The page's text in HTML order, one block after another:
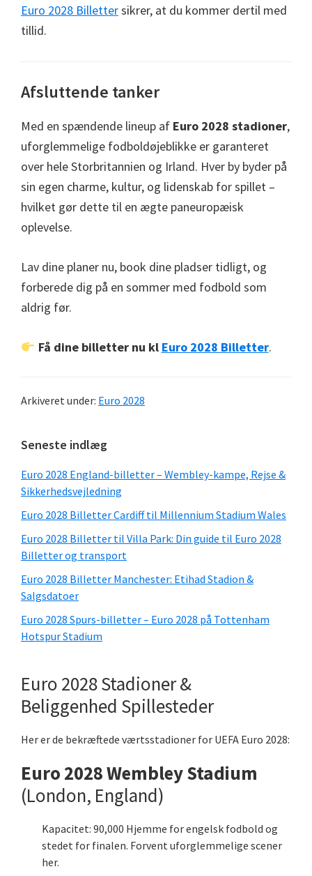
Euro 2028 Billettersikrer, at du kommer dertil med
tillid.
Afsluttende tanker
Med en spændende lineup af Euro 2028 stadioner,
uforglemmelige fodboldøjeblikke er garanteret
over hele Storbritannien og Irland. Hver by byder på
sin egen charme, kultur, og lidenskab for spillet –
hvilket gør dette til en ægte paneuropæisk
oplevelse.
Lav dine planer nu, book dine pladser tidligt, og
forberede dig på en sommer med fodbold som
aldrig før.
Få dine billetter nu kl Euro 2028 Billetter.
Arkiveret under: Euro 2028
Primær
sidebjælke
Seneste indlæg
Euro 2028 England-billetter – Wembley-kampe, Rejse &
Sikkerhedsvejledning
Euro 2028 Billetter Cardiff til Millennium Stadium Wales
Euro 2028 Billetter til Villa Park: Din guide til Euro 2028
Billetter og transport
Euro 2028 Billetter Manchester: Etihad Stadion &
Salgsdatoer
Euro 2028 Spurs-billetter – Euro 2028 på Tottenham
Hotspur Stadium
Euro 2028 Stadioner &
Beliggenhed Spillesteder
Her er de bekræftede værtsstadioner for UEFA Euro 2028:
Euro 2028 Wembley Stadium
(London, England)
Kapacitet: 90,000 Hjemme for engelsk fodbold og
stedet for finalen. Forvent uforglemmelige scener
her.